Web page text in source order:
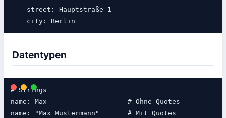
    street: Hauptstraße 1
Datentypen
# Strings
name: Max                    # Ohne Quotes
name: "Max Mustermann"       # Mit Quotes